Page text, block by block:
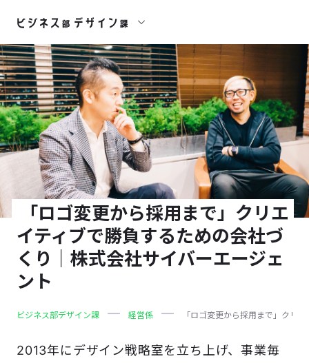
「ロゴ変更から採用まで」クリエ
イティブで勝負するための会社づ
くり｜株式会社サイバーエージェ
ント
ビジネス部デザイン課 経営係 「ロゴ変更から採用まで」クリ
2013年にデザイン戦略室を立ち上げ、事業毎